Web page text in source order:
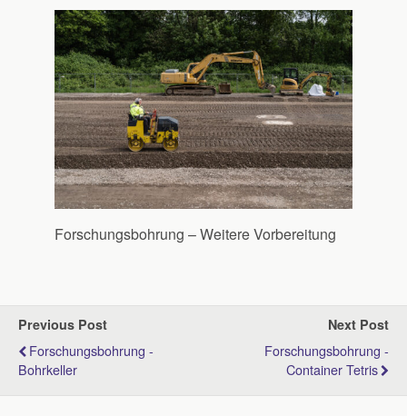
Forschungsbohrung – Weitere Vorbereitung
Previous Post
Forschungsbohrung -
Bohrkeller
Next Post
Forschungsbohrung -
Container Tetris